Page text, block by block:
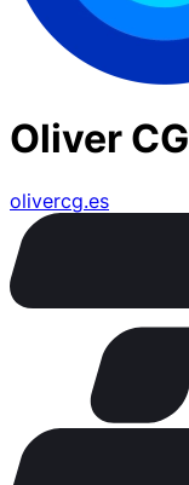
Oliver CG
olivercg.es